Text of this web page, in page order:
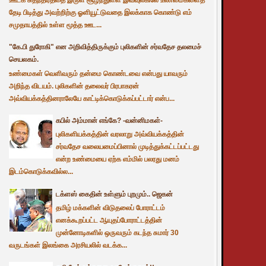
தேடி பிடித்து அவற்றிற்கு ஓளியூட்டுவதை இலக்காக கொண்டு எம்
சமுதாயத்தில் உள்ள மூத்த ஊட...
"கே.பி துரோகி" என அறிவித்திருக்கும் புலிகளின் சர்வதேச தலமைச்
செயலகம்.
உண்மைகள் வெளிவரும் தன்மை கொண்டவை என்பது யாவரும்
அறிந்த விடயம். புலிகளின் தலைவர் பிரபாகரன்
அவ்வியக்கத்தினராலேயே காட்டிக்கொடுக்கப்பட்டார் என்ப...
கபில் அம்மான் எங்கே? -வன்னிமகள்-
புலிகளியக்கத்தின் வரலாறு அவ்வியக்கத்தின்
சர்வதேச வலையமைப்பினால் முடித்துக்கட்டப்பட்டது
என்ற உண்மையை ஏற்க எம்மில் பலரது மனம்
இடம்கொடுக்கவில்ல...
டக்ளஸ் கைதின் உள்ளும் புறமும்.. ஜெகன்
தமிழ் மக்களின் விடுதலைப் போராட்டம்
எனக்கூறப்பட்ட ஆயுதப்போராட்டத்தின்
முன்னோடிகளில் ஒருவரும் கடந்த சுமார் 30
வருடங்கள் இலங்கை அரசியலில் வடக்க...